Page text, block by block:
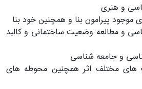
و هنری
موجود پیرامون بنا و همچنین خود بنا
و مطالعه وضعیت ساختمانی و کالبد
و جامعه شناسی
های مختلف اثر همچنین محوطه های